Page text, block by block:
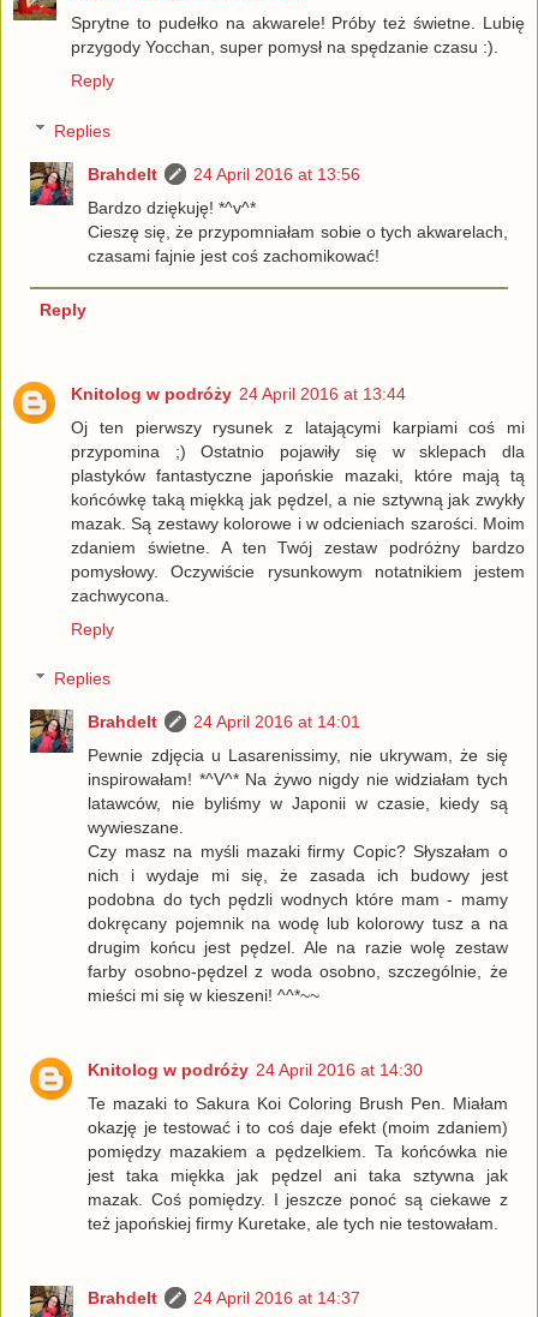
Sprytne to pudełko na akwarele! Próby też świetne. Lubię
przygody Yocchan, super pomysł na spędzanie czasu :).
Reply
Replies
Brahdelt
24 April 2016 at 13:56
Bardzo dziękuję! *^v^*
Cieszę się, że przypomniałam sobie o tych akwarelach,
czasami fajnie jest coś zachomikować!
Reply
Knitolog w podróży 24 April 2016 at 13:44
Oj ten pierwszy rysunek z latającymi karpiami coś mi
przypomina ;) Ostatnio pojawiły się w sklepach dla
plastyków fantastyczne japońskie mazaki, które mają tą
końcówkę taką miękką jak pędzel, a nie sztywną jak zwykły
mazak. Są zestawy kolorowe i w odcieniach szarości. Moim
zdaniem świetne. A ten Twój zestaw podróżny bardzo
pomysłowy. Oczywiście rysunkowym notatnikiem jestem
zachwycona.
Reply
Replies
Brahdelt
24 April 2016 at 14:01
Pewnie zdjęcia u Lasarenissimy, nie ukrywam, że się
inspirowałam! *^V^* Na żywo nigdy nie widziałam tych
latawców, nie byliśmy w Japonii w czasie, kiedy są
wywieszane.
Czy masz na myśli mazaki firmy Copic? Słyszałam o
nich i wydaje mi się, że zasada ich budowy jest
podobna do tych pędzli wodnych które mam - mamy
dokręcany pojemnik na wodę lub kolorowy tusz a na
drugim końcu jest pędzel. Ale na razie wolę zestaw
farby osobno-pędzel z woda osobno, szczególnie, że
mieści mi się w kieszeni! ^^*~~
Knitolog w podróży 24 April 2016 at 14:30
Te mazaki to Sakura Koi Coloring Brush Pen. Miałam
okazję je testować i to coś daje efekt (moim zdaniem)
pomiędzy mazakiem a pędzelkiem. Ta końcówka nie
jest taka miękka jak pędzel ani taka sztywna jak
mazak. Coś pomiędzy. I jeszcze ponoć są ciekawe z
też japońskiej firmy Kuretake, ale tych nie testowałam.
Brahdelt 24 April 2016 at 14:37